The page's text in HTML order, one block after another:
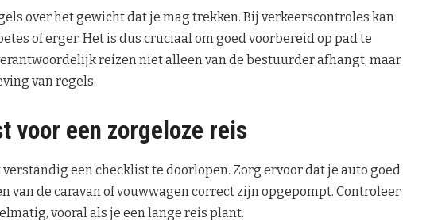
over het gewicht dat je mag trekken. Bij verkeerscontroles kan
of erger. Het is dus cruciaal om goed voorbereid op pad te
reizen niet alleen van de bestuurder afhangt, maar
van regels.
voor een zorgeloze reis
verstandig een checklist te doorlopen. Zorg ervoor dat je auto goed
van de caravan of vouwwagen correct zijn opgepompt. Controleer
vooral als je een lange reis plant.